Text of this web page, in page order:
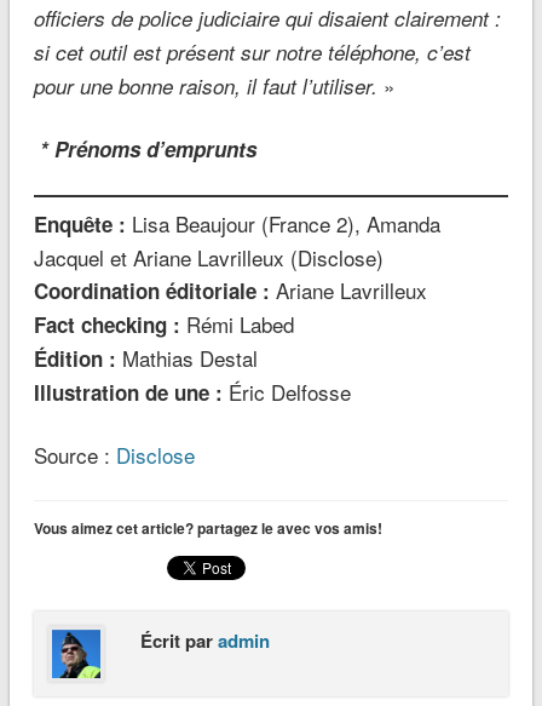
officiers de police judiciaire qui disaient clairement :
si cet outil est présent sur notre téléphone, c’est
pour une bonne raison, il faut l’utiliser. »
* Prénoms d’emprunts
Enquête : Lisa Beaujour (France 2), Amanda
Jacquel et Ariane Lavrilleux (Disclose)
Coordination éditoriale : Ariane Lavrilleux
Fact checking : Rémi Labed
Édition : Mathias Destal
Illustration de une : Éric Delfosse
Source : Disclose
Vous aimez cet article? partagez le avec vos amis!
Écrit paradmin